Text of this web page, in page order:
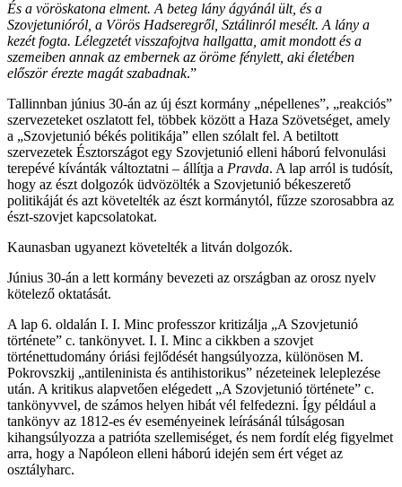
És a vöröskatona elment. A beteg lány ágyánál ült, és a
Szovjetunióról, a Vörös Hadseregről, Sztálinról mesélt. A lány a
kezét fogta. Lélegzetét visszafojtva hallgatta, amit mondott és a
szemeiben annak az embernek az öröme fénylett, aki életében
először érezte magát szabadnak.”
Tallinnban június 30-án az új észt kormány „népellenes”, „reakciós”
szervezeteket oszlatott fel, többek között a Haza Szövetséget, amely
a „Szovjetunió békés politikája” ellen szólalt fel. A betiltott
szervezetek Észtországot egy Szovjetunió elleni háború felvonulási
terepévé kívánták változtatni – állítja a Pravda. A lap arról is tudósít,
hogy az észt dolgozók üdvözölték a Szovjetunió békeszerető
politikáját és azt követelték az észt kormánytól, fűzze szorosabbra az
észt-szovjet kapcsolatokat.
Kaunasban ugyanezt követelték a litván dolgozók.
Június 30-án a lett kormány bevezeti az országban az orosz nyelv
kötelező oktatását.
A lap 6. oldalán I. I. Minc professzor kritizálja „A Szovjetunió
története” c. tankönyvet. I. I. Minc a cikkben a szovjet
történettudomány óriási fejlődését hangsúlyozza, különösen M.
Pokrovszkij „antileninista és antihistorikus” nézeteinek leleplezése
után. A kritikus alapvetően elégedett „A Szovjetunió története” c.
tankönyvvel, de számos helyen hibát vél felfedezni. Így például a
tankönyv az 1812-es év eseményeinek leírásánál túlságosan
kihangsúlyozza a patrióta szellemiséget, és nem fordít elég figyelmet
arra, hogy a Napóleon elleni háború idején sem ért véget az
osztályharc.